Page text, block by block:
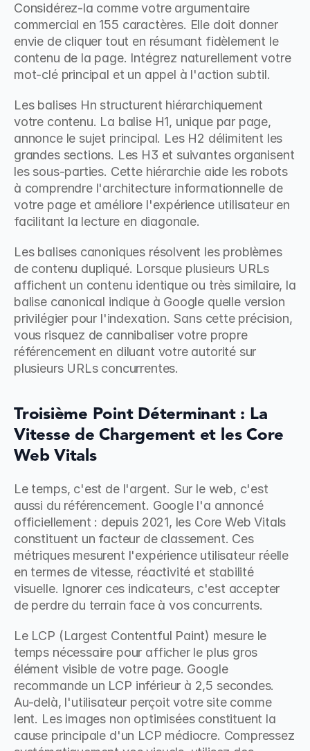
Considérez-la comme votre argumentaire
commercial en 155 caractères. Elle doit donner
envie de cliquer tout en résumant fidèlement le
contenu de la page. Intégrez naturellement votre
mot-clé principal et un appel à l'action subtil.
Les balises Hn structurent hiérarchiquement
votre contenu. La balise H1, unique par page,
annonce le sujet principal. Les H2 délimitent les
grandes sections. Les H3 et suivantes organisent
les sous-parties. Cette hiérarchie aide les robots
à comprendre l'architecture informationnelle de
votre page et améliore l'expérience utilisateur en
facilitant la lecture en diagonale.
Les balises canoniques résolvent les problèmes
de contenu dupliqué. Lorsque plusieurs URLs
affichent un contenu identique ou très similaire, la
balise canonical indique à Google quelle version
privilégier pour l'indexation. Sans cette précision,
vous risquez de cannibaliser votre propre
référencement en diluant votre autorité sur
plusieurs URLs concurrentes.
Troisième Point Déterminant : La
Vitesse de Chargement et les Core
Web Vitals
Le temps, c'est de l'argent. Sur le web, c'est
aussi du référencement. Google l'a annoncé
officiellement : depuis 2021, les Core Web Vitals
constituent un facteur de classement. Ces
métriques mesurent l'expérience utilisateur réelle
en termes de vitesse, réactivité et stabilité
visuelle. Ignorer ces indicateurs, c'est accepter
de perdre du terrain face à vos concurrents.
Le LCP (Largest Contentful Paint) mesure le
temps nécessaire pour afficher le plus gros
élément visible de votre page. Google
recommande un LCP inférieur à 2,5 secondes.
Au-delà, l'utilisateur perçoit votre site comme
lent. Les images non optimisées constituent la
cause principale d'un LCP médiocre. Compressez